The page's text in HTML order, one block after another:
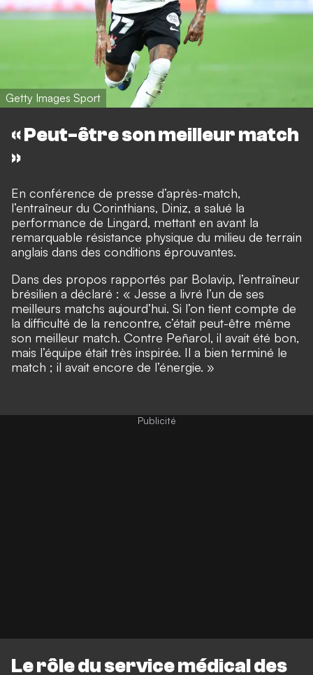
Getty Images Sport
« Peut-être son meilleur match
»
En conférence de presse d’après-match,
l’entraîneur du Corinthians, Diniz, a salué la
performance de Lingard, mettant en avant la
remarquable résistance physique du milieu de terrain
anglais dans des conditions éprouvantes.
Dans des propos rapportés par Bolavip, l’entraîneur
brésilien a déclaré : « Jesse a livré l’un de ses
meilleurs matchs aujourd’hui. Si l’on tient compte de
la difficulté de la rencontre, c’était peut-être même
son meilleur match. Contre Peñarol, il avait été bon,
mais l’équipe était très inspirée. Il a bien terminé le
match ; il avait encore de l’énergie. »
Le rôle du service médical des